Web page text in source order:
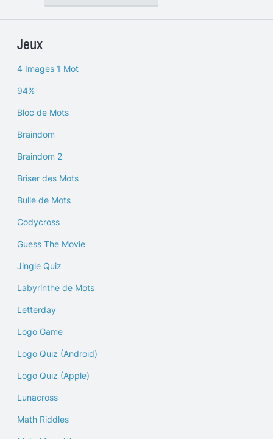
Jeux
4 Images 1 Mot
94%
Bloc de Mots
Braindom
Braindom 2
Briser des Mots
Bulle de Mots
Codycross
Guess The Movie
Jingle Quiz
Labyrinthe de Mots
Letterday
Logo Game
Logo Quiz (Android)
Logo Quiz (Apple)
Lunacross
Math Riddles